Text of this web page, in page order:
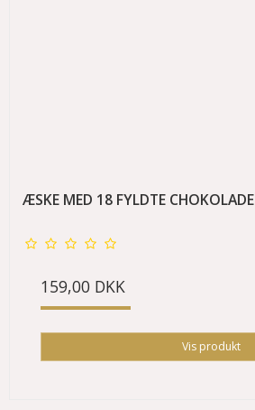
ÆSKE MED 18 FYLDTE CHOKOLADE
159,00 DKK
Vis produkt